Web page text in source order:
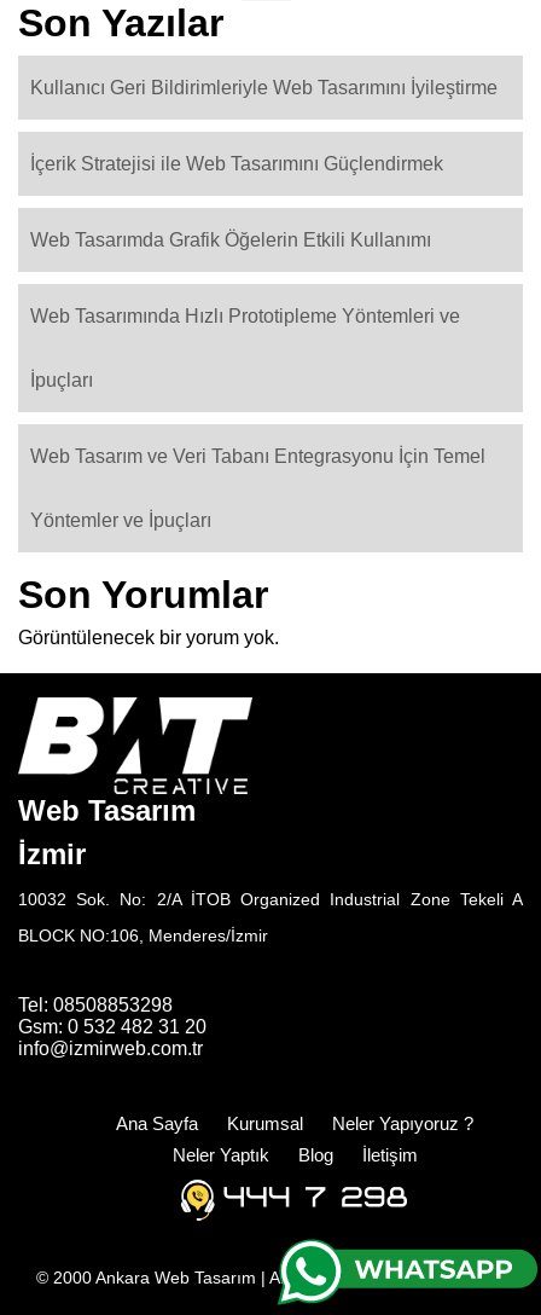
Son Yazılar
Kullanıcı Geri Bildirimleriyle Web Tasarımını İyileştirme
İçerik Stratejisi ile Web Tasarımını Güçlendirmek
Web Tasarımda Grafik Öğelerin Etkili Kullanımı
Web Tasarımında Hızlı Prototipleme Yöntemleri ve
İpuçları
Web Tasarım ve Veri Tabanı Entegrasyonu İçin Temel
Yöntemler ve İpuçları
Son Yorumlar
Görüntülenecek bir yorum yok.
Web Tasarım
İzmir
10032 Sok. No: 2/A İTOB Organized Industrial Zone Tekeli A
BLOCK NO:106, Menderes/İzmir
Tel: 08508853298
Gsm: 0 532 482 31 20
info@izmirweb.com.tr
Ana Sayfa Kurumsal
Neler Yapıyoruz ?
Neler Yaptık
Blog İletişim
© 2000Ankara Web Tasarım | All rights reserved.